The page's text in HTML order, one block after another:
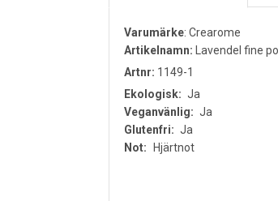
Varumärke: Crearome
Artikelnamn: Lavendel fine
Artnr: 1149-1
Ekologisk: Ja
Veganvänlig: Ja
Glutenfri: Ja
Not:
Hjärtnot